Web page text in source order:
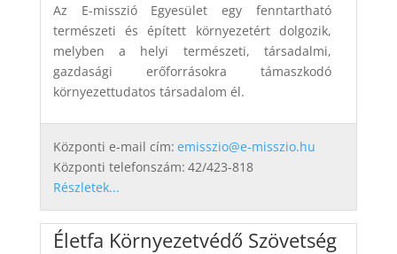
Az E-misszió Egyesület egy fenntartható
természeti és épített környezetért dolgozik,
melyben a helyi természeti, társadalmi,
gazdasági erőforrásokra támaszkodó
környezettudatos társadalom él.
Központi e-mail cím: emisszio@e-misszio.hu
Központi telefonszám: 42/423-818
Részletek...
Életfa Környezetvédő Szövetség